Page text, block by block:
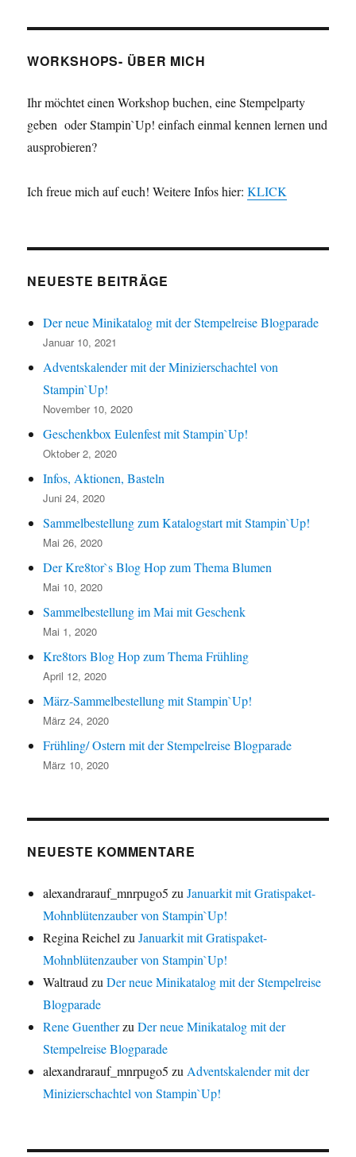
WORKSHOPS- ÜBER MICH
Ihr möchtet einen Workshop buchen, eine Stempelparty
geben oder Stampin`Up! einfach einmal kennen lernen und
ausprobieren?
Ich freue mich auf euch! Weitere Infos hier:KLICK
NEUESTE BEITRÄGE
Der neue Minikatalog mit der Stempelreise Blogparade
Januar 10, 2021
Adventskalender mit der Minizierschachtel von
Stampin`Up!
November 10, 2020
Geschenkbox Eulenfest mit Stampin`Up!
Oktober 2, 2020
Infos, Aktionen, Basteln
Juni 24, 2020
Sammelbestellung zum Katalogstart mit Stampin`Up!
Mai 26, 2020
Der Kre8tor`s Blog Hop zum Thema Blumen
Mai 10, 2020
Sammelbestellung im Mai mit Geschenk
Mai 1, 2020
Kre8tors Blog Hop zum Thema Frühling
April 12, 2020
März-Sammelbestellung mit Stampin`Up!
März 24, 2020
Frühling/ Ostern mit der Stempelreise Blogparade
März 10, 2020
NEUESTE KOMMENTARE
alexandrarauf_mnrpugo5 zuJanuarkit mit Gratispaket-
Mohnblütenzauber von Stampin`Up!
Regina Reichel zuJanuarkit mit Gratispaket-
Mohnblütenzauber von Stampin`Up!
Waltraud zuDer neue Minikatalog mit der Stempelreise
Blogparade
Rene GuentherzuDer neue Minikatalog mit der
Stempelreise Blogparade
alexandrarauf_mnrpugo5 zu Adventskalender mit der
Minizierschachtel von Stampin`Up!